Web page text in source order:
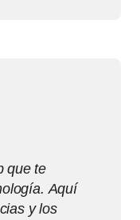
que te
Aquí
y los